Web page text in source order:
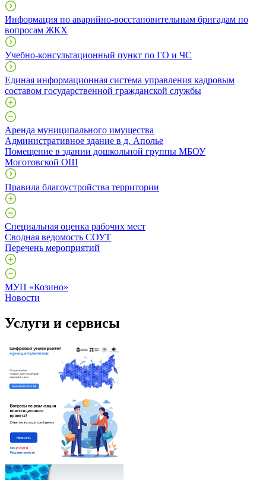
Информация по аварийно-восстановительным бригадам по
вопросам ЖКХ
Учебно-консультационный пункт по ГО и ЧС
Единая информационная система управления кадровым
составом государственной гражданской службы
Аренда муниципального имущества
Административное здание в д. Аполье
Помещение в здании дошкольной группы МБОУ
Моготовской ОШ
Правила благоустройства территории
Специальная оценка рабочих мест
Сводная ведомость СОУТ
Перечень мероприятий
МУП «Козино»
Новости
Услуги и сервисы